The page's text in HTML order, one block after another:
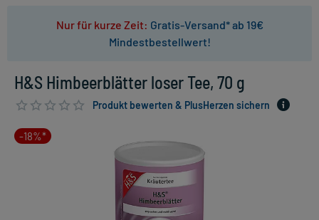
Nur für kurze Zeit: Gratis-Versand* ab 19€
Mindestbestellwert!
H&S Himbeerblätter loser Tee, 70 g
Produkt bewerten & PlusHerzen sichern
-18%*